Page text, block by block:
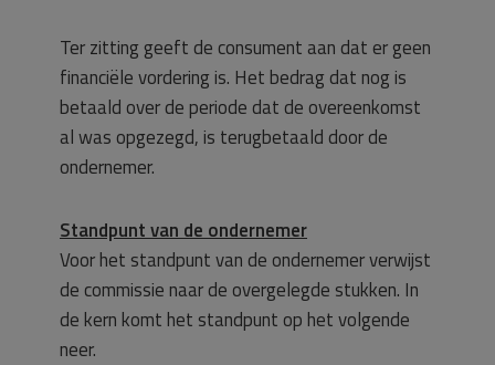
Ter zitting geeft de consument aan dat er geen
financiële vordering is. Het bedrag dat nog is
betaald over de periode dat de overeenkomst
al was opgezegd, is terugbetaald door de
ondernemer.
Standpunt van de ondernemer
Voor het standpunt van de ondernemer verwijst
de commissie naar de overgelegde stukken. In
de kern komt het standpunt op het volgende
neer.